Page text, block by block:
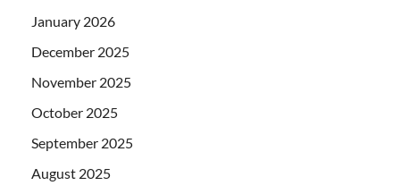
January 2026
December 2025
November 2025
October 2025
September 2025
August 2025